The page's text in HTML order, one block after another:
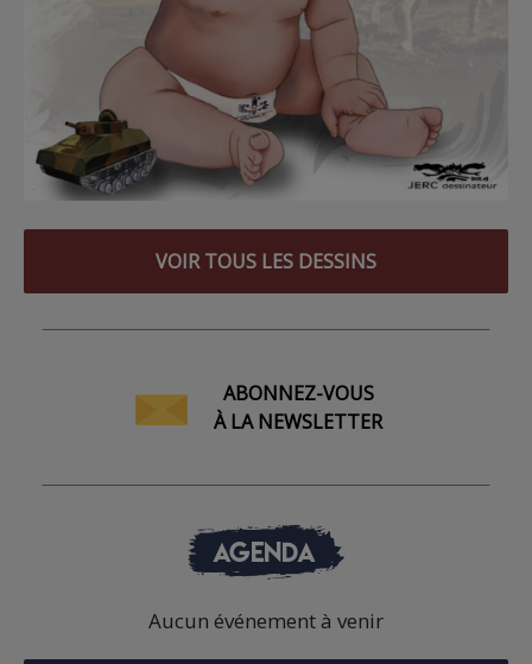
VOIR TOUS LES DESSINS
ABONNEZ-VOUS
À LA NEWSLETTER
AGENDA
Aucun événement à venir